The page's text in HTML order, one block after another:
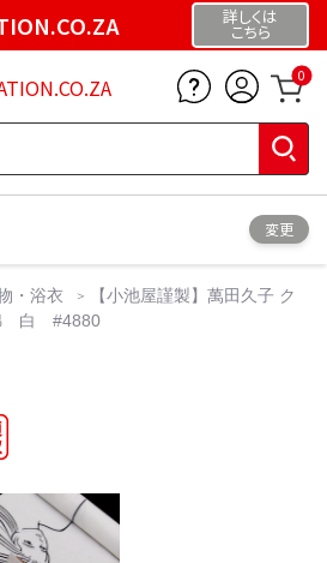
詳しくは
こちら
0
変更
・浴衣
【小池屋謹製】萬田久子 ク
白 #4880